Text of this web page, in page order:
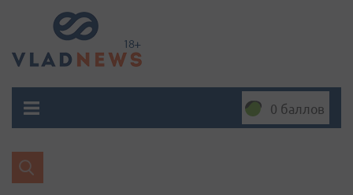
0 баллов